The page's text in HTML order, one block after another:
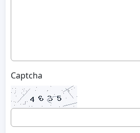
Captcha